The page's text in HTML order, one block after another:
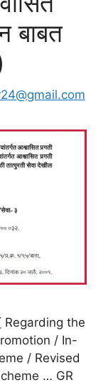
बाबत
[ Regarding the
/ In-
/ Revised
… GR